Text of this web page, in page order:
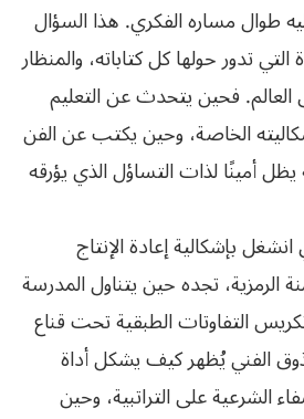
طوال مساره الفكري. هذا السؤال
التي تدور حولها كل كتاباته، والمنظار
العالم. فحين يتحدث عن التعليم
الخاصة، وحين يكتب عن الفن
يظل أمينًا لذات التساؤل الذي يؤرقه
انشغل بإشكالية إعادة الإنتاج
الرمزية، تجده حين يتناول المدرسة
التفاوتات الطبقية تحت قناع
الفني يُظهر كيف يشكل أداة
الشرعية على التراتبية، وحين